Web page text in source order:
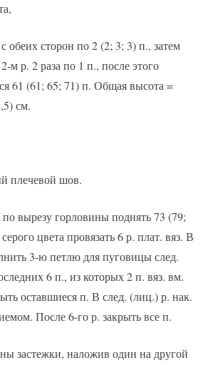
обеих сторон по 2 (2; 3; 3) п., затем
м р. 2 раза по 1 п., после этого
61 (61; 65; 71) п. Общая высота =
см.
плечевой шов.
вырезу горловины поднять 73 (79;
цвета провязать 6 р. плат. вяз. В
3-ю петлю для пуговицы след.
6 п., из которых 2 п. вяз. вм.
оставшиеся п. В след. (лиц.) р. нак.
После 6-го р. закрыть все п.
застежки, наложив один на другой